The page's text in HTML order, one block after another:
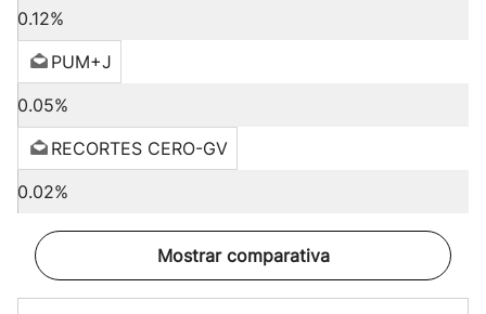
0.12%
PUM+J
0.05%
RECORTES CERO-GV
0.02%
Mostrar comparativa